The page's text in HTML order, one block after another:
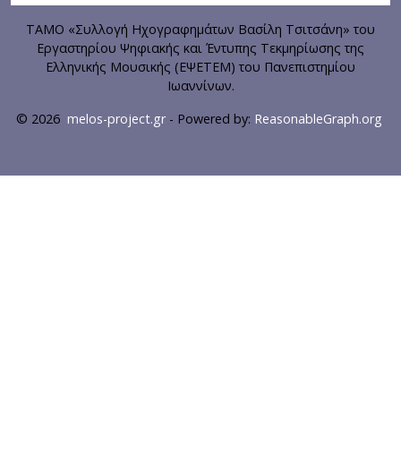
ΤΑΜΟ «Συλλογή Ηχογραφημάτων Βασίλη Τσιτσάνη» του
Εργαστηρίου Ψηφιακής και Έντυπης Τεκμηρίωσης της
Ελληνικής Μουσικής (ΕΨΕΤΕΜ) του Πανεπιστημίου
Ιωαννίνων.
© 2026 melos-project.gr- Powered by: ReasonableGraph.org